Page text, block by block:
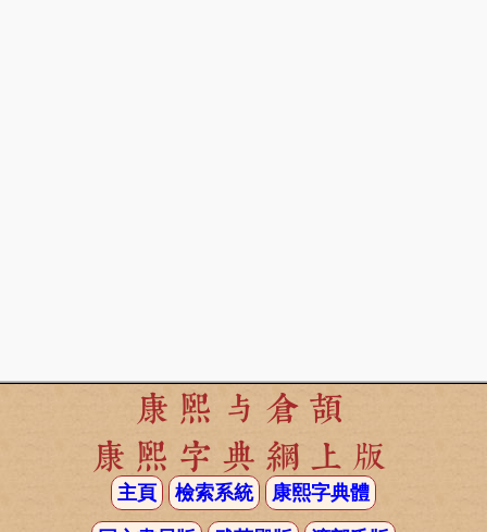
康熙与倉頡
康熙字典網上版
主頁 檢索系統 康熙字典體